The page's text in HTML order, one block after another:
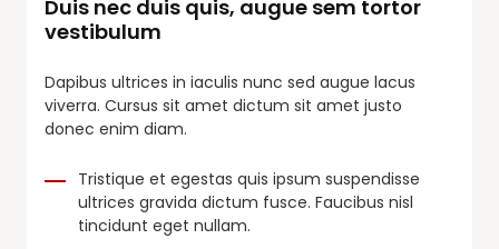
Duis nec duis quis, augue sem tortor
vestibulum
Dapibus ultrices in iaculis nunc sed augue lacus
viverra. Cursus sit amet dictum sit amet justo
donec enim diam.
Tristique et egestas quis ipsum suspendisse
ultrices gravida dictum fusce. Faucibus nisl
tincidunt eget nullam.